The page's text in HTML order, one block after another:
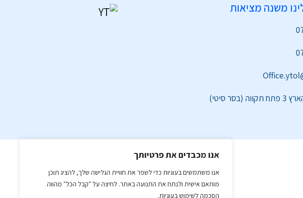
אנו מכבדים את פרטיותך
אנו משתמשים בעוגיות כדי לשפר את חוויית הגלישה שלך, להציג תוכן
מותאם אישית ולנתח את התנועה באתר. לחיצה על "קבל הכל" מהווה
הסכמה לשימוש בעוגיות.
משנה מציאות
סיטי)
כל הזכויות שמורות © ליניב טולדנו רואה חשבון